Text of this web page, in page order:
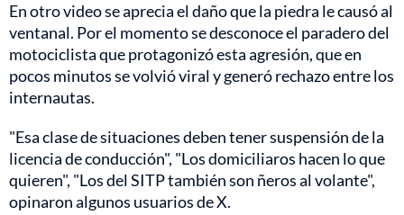
En otro video se aprecia el daño que la piedra le causó al
ventanal. Por el momento se desconoce el paradero del
motociclista que protagonizó esta agresión, que en
pocos minutos se volvió viral y generó rechazo entre los
internautas.
"Esa clase de situaciones deben tener suspensión de la
licencia de conducción", "Los domiciliaros hacen lo que
quieren", "Los del SITP también son ñeros al volante",
opinaron algunos usuarios de X.